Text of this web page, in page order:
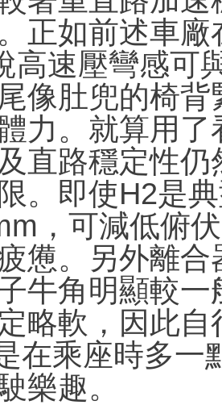
正如前述車
高速壓彎感可
像肚兜的椅
力。就算用
直路穩定性
。即使H2是
，可減低俯
憊。另外離
牛角明顯較
略軟，因此
在乘座時多一
樂趣。